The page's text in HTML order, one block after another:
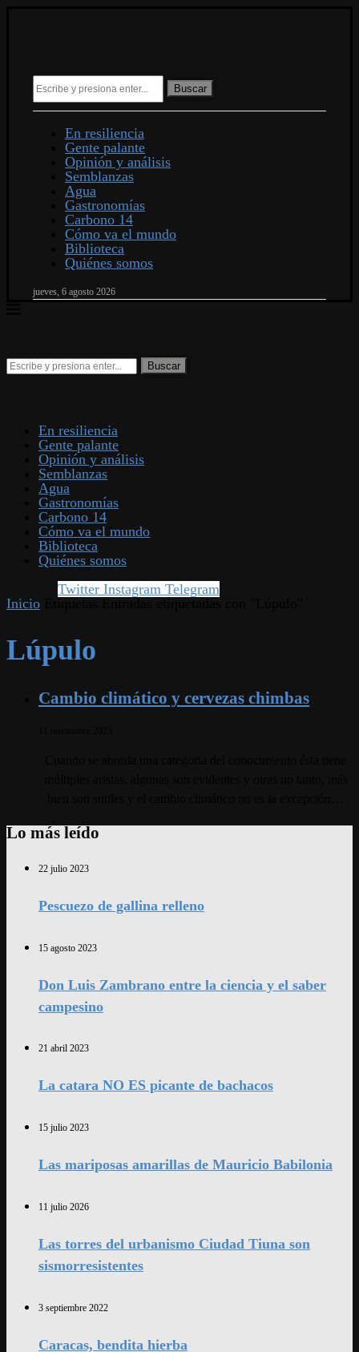
Buscar
En resiliencia
Gente palante
Opinión y análisis
Semblanzas
Agua
Gastronomías
Carbono 14
Cómo va el mundo
Biblioteca
Quiénes somos
jueves, 6 agosto 2026
En resiliencia
Gente palante
Opinión y análisis
Semblanzas
Agua
Gastronomías
Carbono 14
Cómo va el mundo
Biblioteca
Quiénes somos
Twitter Instagram Telegram
Inicio
Lúpulo
Cambio climático y cervezas chimbas
Lo más leído
22 julio 2023
Pescuezo de gallina relleno
15 agosto 2023
Don Luis Zambrano entre la ciencia y el saber
campesino
21 abril 2023
La catara NO ES picante de bachacos
15 julio 2023
Las mariposas amarillas de Mauricio Babilonia
11 julio 2026
Las torres del urbanismo Ciudad Tiuna son
sismorresistentes
3 septiembre 2022
Caracas, bendita hierba